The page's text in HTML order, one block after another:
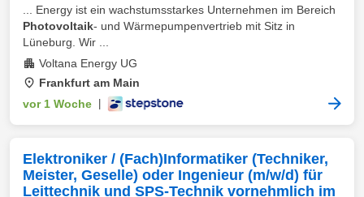
... Energy ist ein wachstumsstarkes Unternehmen im Bereich
Photovoltaik- und Wärmepumpenvertrieb mit Sitz in
Lüneburg. Wir ...
Voltana Energy UG
Frankfurt am Main
vor 1 Woche
Elektroniker / (Fach)Informatiker (Techniker,
Meister, Geselle) oder Ingenieur (m/w/d) für
Leittechnik und SPS-Technik vornehmlich im